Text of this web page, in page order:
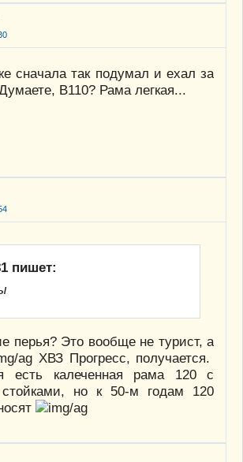
сначала так подумал и ехал за
В110? Рама легкая...
пишет:
перья? Это вообще не турист, а
ХВЗ Прогресс, получается.
есть калеченная рама 120 с
но к 50-м годам 120